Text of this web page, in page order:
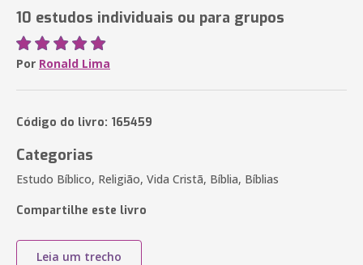
10 estudos individuais ou para grupos
Por Ronald Lima
Código do livro: 165459
Categorias
Estudo Bíblico, Religião, Vida Cristã, Bíblia, Bíblias
Compartilhe este livro
Leia um trecho